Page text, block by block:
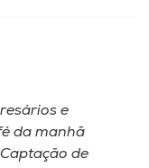
e
da manhã
de